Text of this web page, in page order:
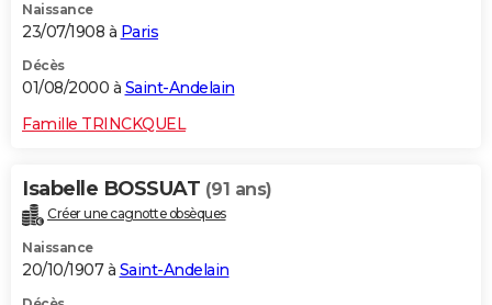
Naissance
23/07/1908 à Paris
Décès
01/08/2000 à Saint-Andelain
Famille TRINCKQUEL
Isabelle BOSSUAT (91 ans)
Créer une cagnotte obsèques
Naissance
20/10/1907 à Saint-Andelain